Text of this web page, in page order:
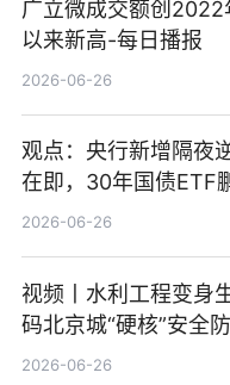
广立微成交额创2022
以来新高-每日播报
2026-06-26
观点：央行新增隔夜
在即，30年国债ETF
(511090) 盘中小幅上涨
2026-06-26
视频丨水利工程变身
码北京城“硬核”安全
2026-06-26